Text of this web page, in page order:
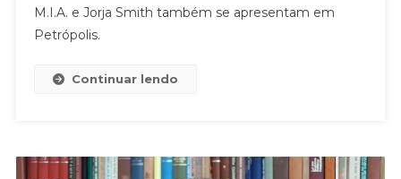
M.I.A. e Jorja Smith também se apresentam em
Petrópolis.
Continuar lendo